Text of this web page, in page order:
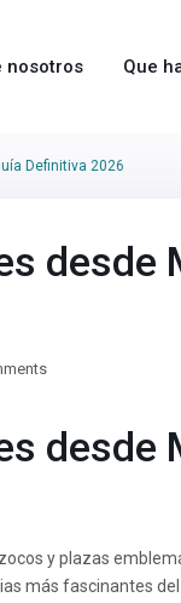
nosotros Que
Definitiva 2026
desde
desde
y plazas
más fascinantes